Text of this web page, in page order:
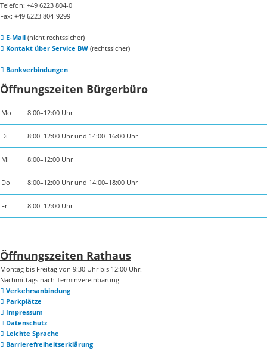
Telefon: +49 6223 804-0
Fax: +49 6223 804-9299
E-Mail(nicht rechtssicher)
Kontakt über Service BW(rechtssicher)
Bankverbindungen
Öffnungszeiten Bürgerbüro
Mo 8:00–12:00 Uhr
Di 8:00–12:00 Uhr und 14:00–16:00 Uhr
Mi 8:00–12:00 Uhr
Do 8:00–12:00 Uhr und 14:00–18:00 Uhr
Fr 8:00–12:00 Uhr
Öffnungszeiten Rathaus
Montag bis Freitag von 9:30 Uhr bis 12:00 Uhr.
Nachmittags nach Terminvereinbarung.
Verkehrsanbindung
Parkplätze
Impressum
Datenschutz
Leichte Sprache
Barrierefreiheitserklärung